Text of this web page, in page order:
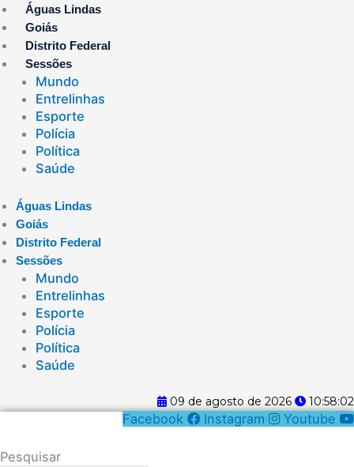
Ir
para
o
conteúdo
Águas Lindas
Goiás
Distrito Federal
Sessões
Mundo
Entrelinhas
Esporte
Polícia
Política
Saúde
Águas Lindas
Goiás
Distrito Federal
Sessões
Mundo
Entrelinhas
Esporte
Polícia
Política
Saúde
09 de agosto de 2026 10:58:02
Facebook Instagram Youtube
Pesquisar